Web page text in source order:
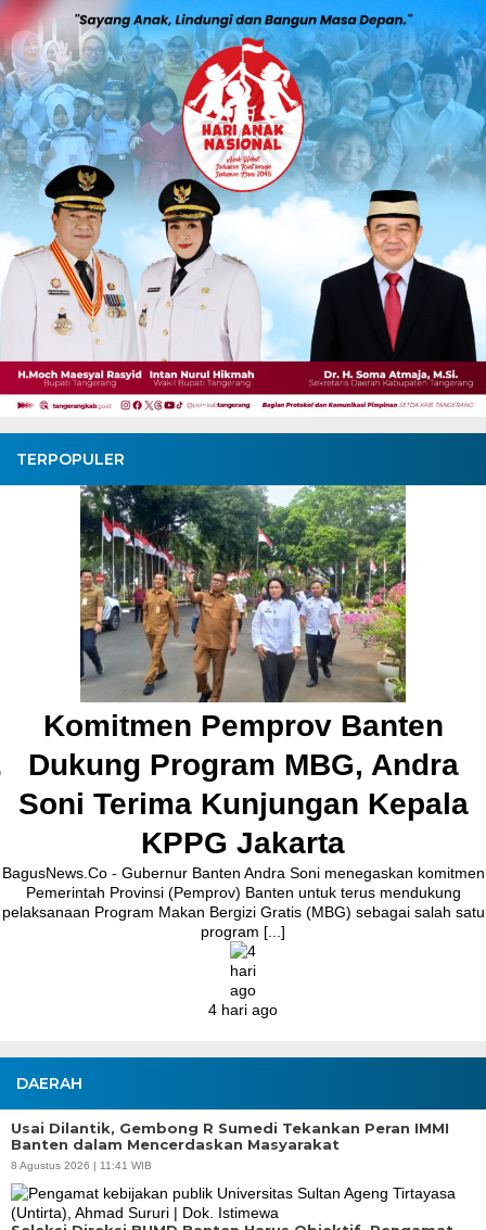
TERPOPULER
Pembangunan Jalan Ceplak–
Kronjo Sepanjang 11 Kilometer,
Bupati Tangerang: Awasi
Bersama
BagusNews.Co – Bupati Tangerang Moch. Maesyal Rasyid,
melakukan peletakan batu pertama (Groundbreaking) rekonstruksi
Agustus 2026.Pada acara tersebut, Bupati Maesyal [...]
3 hari ago
DAERAH
Usai Dilantik, Gembong R Sumedi Tekankan Peran IMMI
Banten dalam Mencerdaskan Masyarakat
8 Agustus 2026 | 11:41 WIB